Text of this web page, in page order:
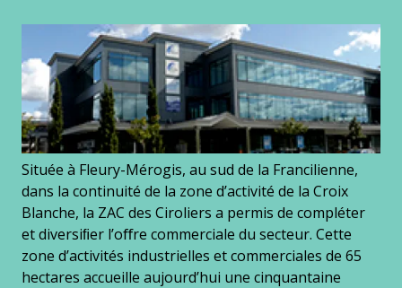
Située à Fleury-Mérogis, au sud de la Francilienne,
dans la continuité de la zone d’activité de la Croix
Blanche, la ZAC des Ciroliers a permis de compléter
et diversiﬁer l’oﬀre commerciale du secteur. Cette
zone d’activités industrielles et commerciales de 65
hectares accueille aujourd’hui une cinquantaine